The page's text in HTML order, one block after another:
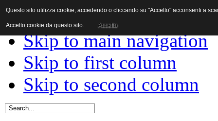
Skip to content
Skip to main navigation
Skip to first column
Skip to second column
Questo sito utilizza cookie; accedendo o cliccando su "Accetto" acconsenti a
Accetto cookie da questo sito. Accetto